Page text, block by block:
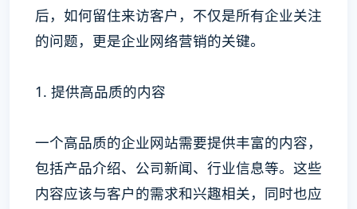
后，如何留住来访客户，不仅是所有企业关注
的问题，更是企业网络营销的关键。
1. 提供高品质的内容
一个高品质的企业网站需要提供丰富的内容，
包括产品介绍、公司新闻、行业信息等。这些
内容应该与客户的需求和兴趣相关，同时也应